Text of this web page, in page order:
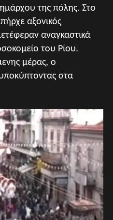
της πόλης. Στο
αξονικός
αναγκαστικά
του Ρίου.
μέρας, ο
στα